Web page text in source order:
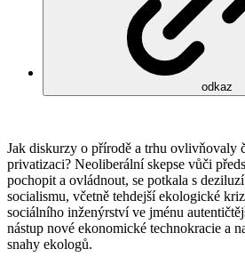
odkaz
Jak diskurzy o přírodě a trhu ovlivňovaly
privatizaci? Neoliberální skepse vůči
pochopit a ovládnout, se potkala s
socialismu, včetně tehdejší ekologické
sociálního inženýrství ve jménu
nástup nové ekonomické technokracie a
snahy ekologů.